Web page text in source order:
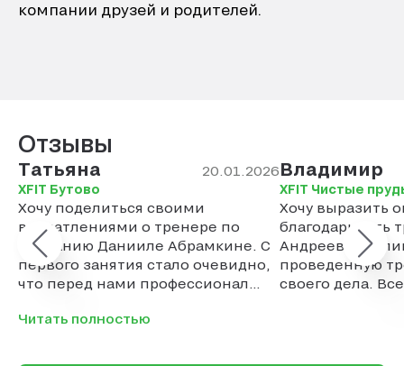
компании друзей и родителей.
Отзывы
Татьяна 20.01.2026
XFIT Бутово
Хочу поделиться своими
впечатлениями о тренере по
плаванию Данииле Абрамкине. С
первого занятия стало очевидно,
что перед нами профессионал
отметить его индивидуальный
Читать полностью
Владимир
XFIT Чистые
Хочу выразить
благодарность
Андреевой
проведенную
своего дела.